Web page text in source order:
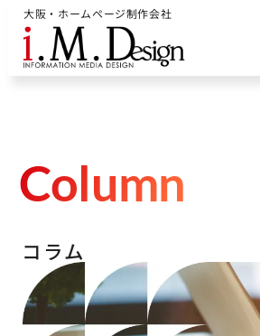
大阪・ホームページ制作会社
Column
コ ラム